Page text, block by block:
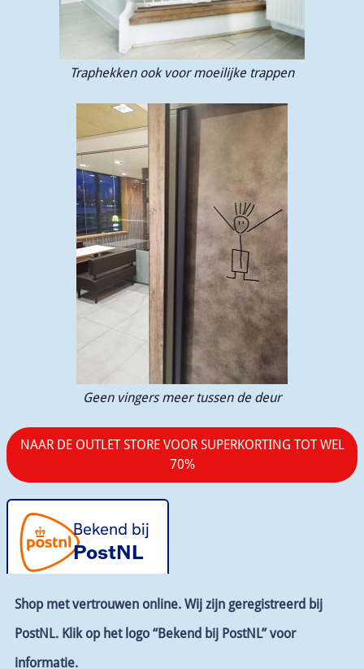
Traphekken ook voor moeilijke trappen
Geen vingers meer tussen de deur
Shop met vertrouwen online. Wij zijn geregistreerd bij
PostNL. Klik op het logo “Bekend bij PostNL” voor
informatie.